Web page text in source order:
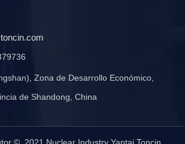
Zona de Desarrollo Económico,
de Shandong, China